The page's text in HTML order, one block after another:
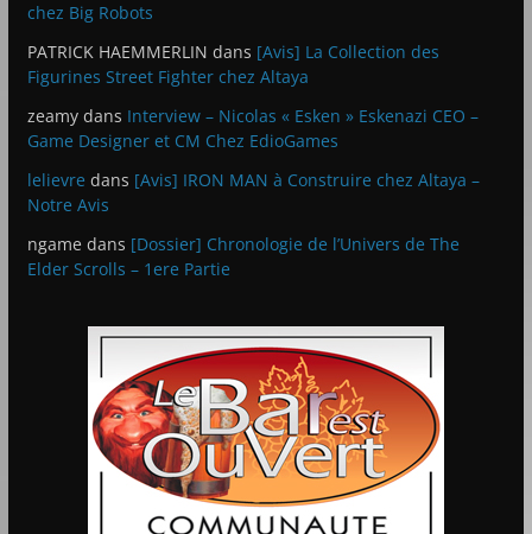
chez Big Robots
PATRICK HAEMMERLIN dans [Avis] La Collection des
Figurines Street Fighter chez Altaya
zeamydans Interview – Nicolas « Esken » Eskenazi CEO –
Game Designer et CM Chez EdioGames
lelievre dans [Avis] IRON MAN à Construire chez Altaya –
Notre Avis
ngame dans [Dossier] Chronologie de l’Univers de The
Elder Scrolls – 1ere Partie